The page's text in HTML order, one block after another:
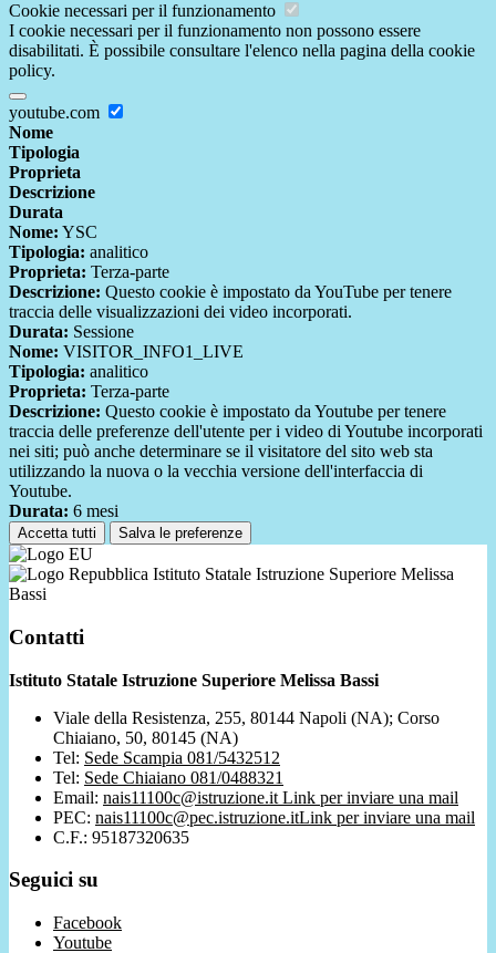
Cookie necessari per il funzionamento
I cookie necessari per il funzionamento non possono essere
disabilitati. È possibile consultare l'elenco nella pagina della cookie
policy.
youtube.com
Nome
Tipologia
Proprieta
Descrizione
Durata
Nome: YSC
Tipologia: analitico
Proprieta: Terza-parte
Descrizione: Questo cookie è impostato da YouTube per tenere
traccia delle visualizzazioni dei video incorporati.
Durata: Sessione
Nome: VISITOR_INFO1_LIVE
Tipologia: analitico
Proprieta: Terza-parte
Descrizione: Questo cookie è impostato da Youtube per tenere
traccia delle preferenze dell'utente per i video di Youtube incorporati
nei siti; può anche determinare se il visitatore del sito web sta
utilizzando la nuova o la vecchia versione dell'interfaccia di
Youtube.
Durata: 6 mesi
Accetta tutti Salva le preferenze
Istituto Statale Istruzione Superiore Melissa
Bassi
Contatti
Istituto Statale Istruzione Superiore Melissa Bassi
Viale della Resistenza, 255, 80144 Napoli (NA); Corso
Chiaiano, 50, 80145 (NA)
Tel: Sede Scampia 081/5432512
Tel: Sede Chiaiano 081/0488321
Email: nais11100c@istruzione.it Link per inviare una mail
PEC: nais11100c@pec.istruzione.itLink per inviare una mail
C.F.: 95187320635
Seguici su
Facebook
Youtube